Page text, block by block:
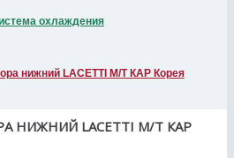
охлаждения
нижний LACETTI M/T КАР Корея
НИЖНИЙ LACETTI M/T КАР